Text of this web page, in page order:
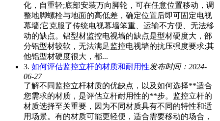
化，自重轻;底部安装万向脚轮，可在任意位置移动，调
整地脚螺栓与地面的高低差，确定位置后即可固定电视
幕墙;它克服了传统电视幕墙笨重、运输不方便、无法移
动的缺点。铝型材监控电视墙的缺点是型材硬度大，部
分铝型材较软，无法满足监控电视墙的抗压强度要求;其
他铝型材硬度很大，都...
3. 如何评估监控立杆的材质和耐用性发布时间：2024-
06-27
了解不同监控立杆材质的优缺点，以及如何选择**适合
您需求的材质，是评估立杆耐用性的**步。监控立杆的
材质选择至关重要，因为不同材质具有不同的特性和适
用场景。有的材质可能更轻便，适合需要移动的场合，